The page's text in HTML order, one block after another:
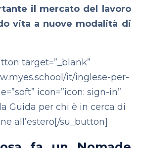
il mercato del lavoro
vita a nuove modalità di
target=”_blank”
it/inglese-per-
icon=”icon: sign-in”
Guida per chi è in cerca di
all’estero[/su_button]